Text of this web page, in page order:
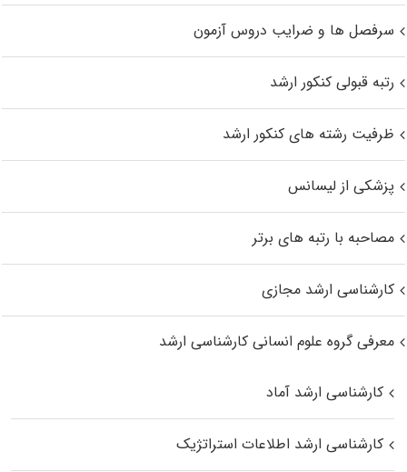
سرفصل ها و ضرایب دروس آزمون
رتبه قبولی کنکور ارشد
ظرفیت رشته های کنکور ارشد
پزشکی از لیسانس
مصاحبه با رتبه های برتر
کارشناسی ارشد مجازی
معرفی گروه علوم انسانی کارشناسی ارشد
کارشناسی ارشد آماد
کارشناسی ارشد اطلاعات استراتژیک